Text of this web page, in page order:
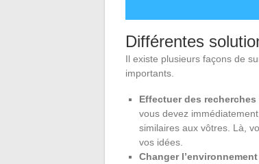
Différentes
Il existe plusieurs façons de
importants.
Effectuer des recherches
vous devez
similaires aux vôtres. Là,
vos idées.
Changer